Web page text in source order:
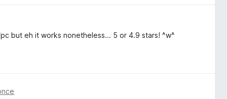
but eh it works nonetheless... 5 or 4.9 stars! ^w^